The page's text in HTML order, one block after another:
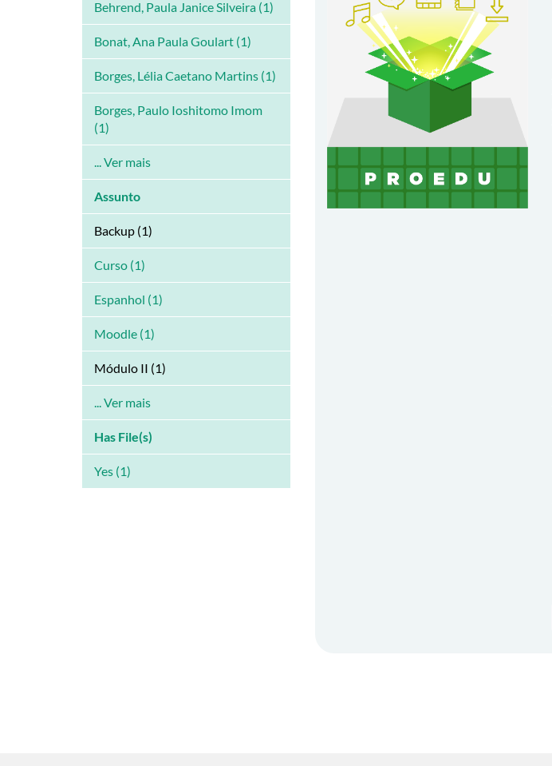
Behrend, Paula Janice Silveira (1)
Bonat, Ana Paula Goulart (1)
Borges, Lélia Caetano Martins (1)
Borges, Paulo Ioshitomo Imom
(1)
... Ver mais
Assunto
Backup (1)
Curso (1)
Espanhol (1)
Moodle (1)
Módulo II (1)
... Ver mais
Has File(s)
Yes (1)